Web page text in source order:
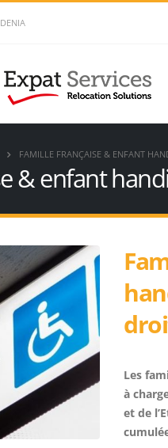
FAMILLE FRANÇAISE & ENFANT
& enfant
Les
à
et de
toutes
:
les
à
marche ?
janvier 13, 2020